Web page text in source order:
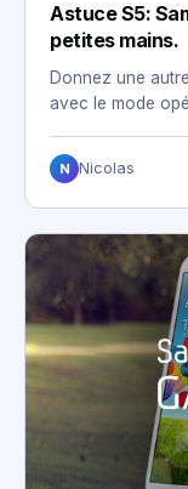
Astuce S5:
petites mains.
Donnez une
avec le mode
N Nicolas